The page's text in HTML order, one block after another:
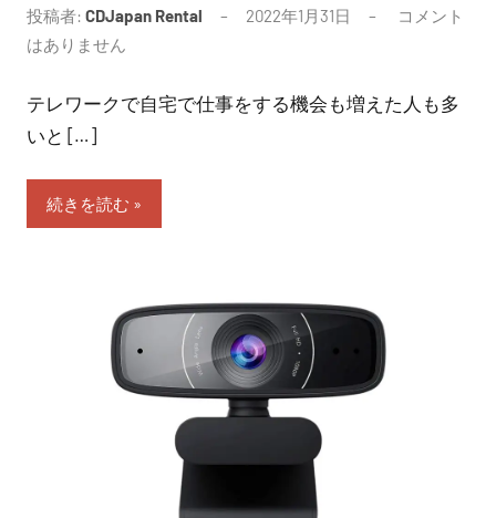
投稿者: CDJapan Rental 2022年1月31日
コメント
はありません
テレワークで自宅で仕事をする機会も増えた人も多
いと […]
続きを読む